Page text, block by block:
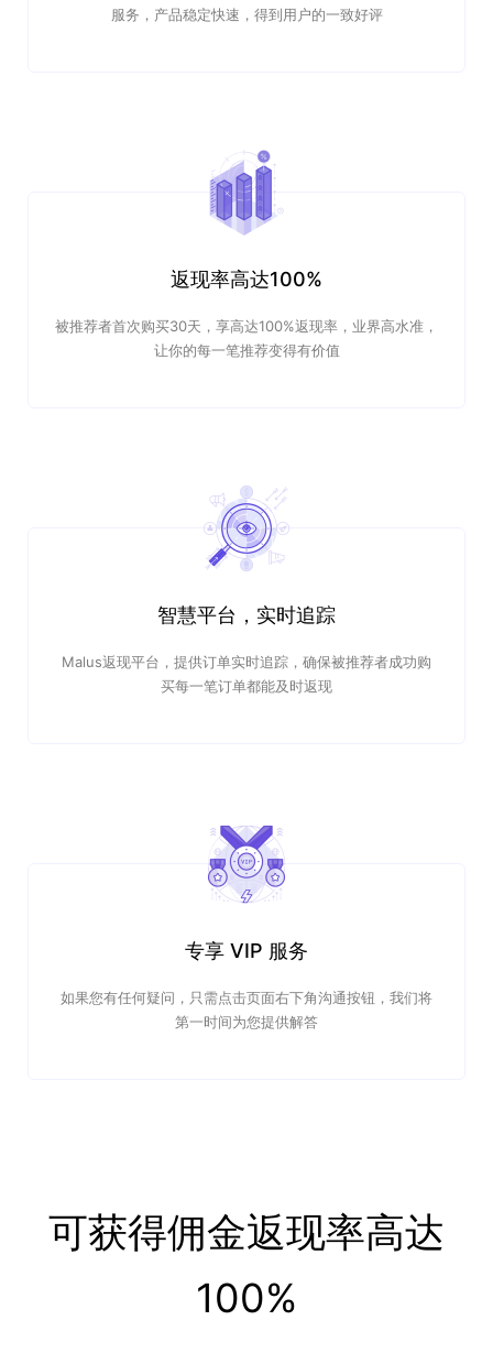
服务，产品稳定快速，得到用户的一致好评
返现率高达100%
被推荐者首次购买30天，享高达100%返现率，业界高水准，
让你的每一笔推荐变得有价值
智慧平台，实时追踪
Malus返现平台，提供订单实时追踪，确保被推荐者成功购
买每一笔订单都能及时返现
专享 VIP 服务
如果您有任何疑问，只需点击页面右下角沟通按钮，我们将
第一时间为您提供解答
可获得佣金返现率高达
100%